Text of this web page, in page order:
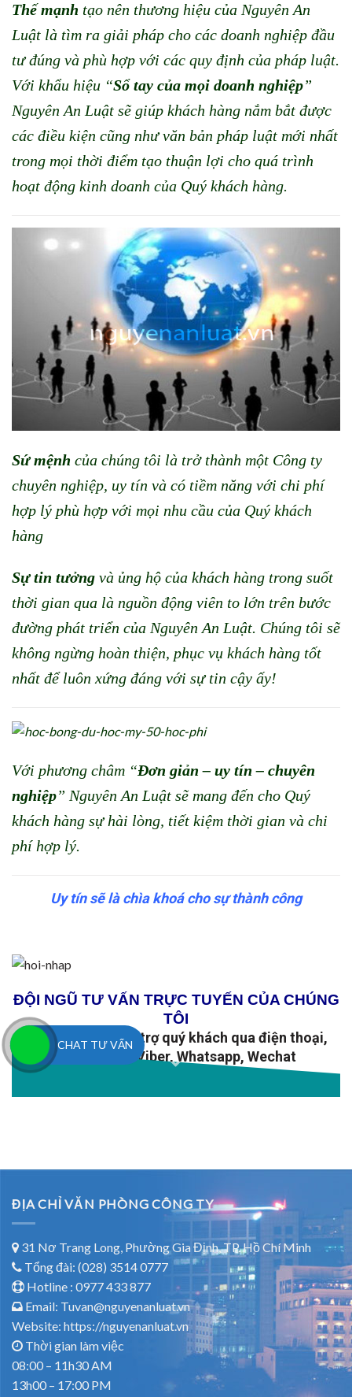
Thế mạnh tạo nên thương hiệu của Nguyên An
Luật là tìm ra giải pháp cho các doanh nghiệp đầu
tư đúng và phù hợp với các quy định của pháp luật.
Với khẩu hiệu “Sổ tay của mọi doanh nghiệp”
Nguyên An Luật sẽ giúp khách hàng nắm bắt được
các điều kiện cũng như văn bản pháp luật mới nhất
trong mọi thời điểm tạo thuận lợi cho quá trình
hoạt động kinh doanh của Quý khách hàng.
Sứ mệnh của chúng tôi là trở thành một Công ty
chuyên nghiệp, uy tín và có tiềm năng với chi phí
hợp lý phù hợp với mọi nhu cầu của Quý khách
hàng
Sự tin tưởng và ủng hộ của khách hàng trong suốt
thời gian qua là nguồn động viên to lớn trên bước
đường phát triển của Nguyên An Luật. Chúng tôi sẽ
không ngừng hoàn thiện, phục vụ khách hàng tốt
nhất để luôn xứng đáng với sự tin cậy ấy!
Với phương châm “Đơn giản – uy tín – chuyên
nghiệp” Nguyên An Luật sẽ mang đến cho Quý
khách hàng sự hài lòng, tiết kiệm thời gian và chi
phí hợp lý.
Uy tín sẽ là chìa khoá cho sự thành công
ĐỘI NGŨ TƯ VẤN TRỰC TUYẾN CỦA CHÚNG
TÔI
Luôn sẵn sàng hỗ trợ quý khách qua điện thoại,
email, Zalo, Viber, Whatsapp, Wechat
ĐỊA CHỈ VĂN PHÒNG CÔNG TY
31 Nơ Trang Long, Phường Gia Định, TP. Hồ Chí Minh
Tổng đài: (028) 3514 0777
Hotline : 0977 433 877
Email: Tuvan@nguyenanluat.vn
Website: https://nguyenanluat.vn
Thời gian làm việc
08:00 – 11h30 AM
13h00 – 17:00 PM
CHAT TƯ VẤN